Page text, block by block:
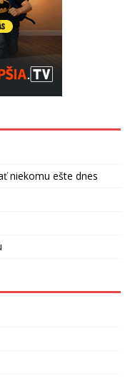
niekomu ešte dnes